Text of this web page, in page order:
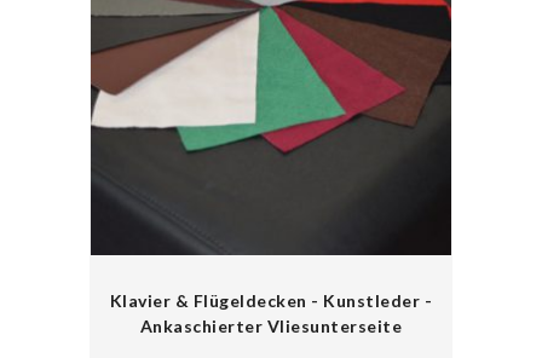
Klavier & Flügeldecken - Kunstleder -
Ankaschierter Vliesunterseite